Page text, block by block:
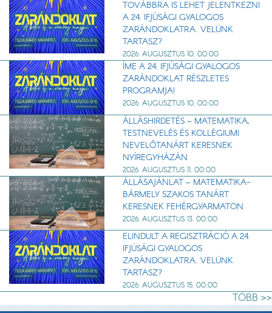
TOVÁBBRA IS LEHET JELENTKEZNI
A 24. IFJÚSÁGI GYALOGOS
ZARÁNDOKLATRA. VELÜNK
TARTASZ?
2026. AUGUSZTUS 10. 00:00
ÍME A 24. IFJÚSÁGI GYALOGOS
ZARÁNDOKLAT RÉSZLETES
PROGRAMJA!
2026. AUGUSZTUS 10. 00:00
ÁLLÁSHIRDETÉS – MATEMATIKA,
TESTNEVELÉS ÉS KOLLÉGIUMI
NEVELŐTANÁRT KERESNEK
NYÍREGYHÁZÁN
2026. AUGUSZTUS 11. 00:00
ÁLLÁSAJÁNLAT – MATEMATIKA-
BÁRMELY SZAKOS TANÁRT
KERESNEK FEHÉRGYARMATON
2026. AUGUSZTUS 13. 00:00
ELINDULT A REGISZTRÁCIÓ A 24.
IFJÚSÁGI GYALOGOS
ZARÁNDOKLATRA. VELÜNK
TARTASZ?
2026. AUGUSZTUS 15. 00:00
TÖBB >>